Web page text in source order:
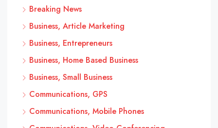
Breaking News
Business, Article Marketing
Business, Entrepreneurs
Business, Home Based Business
Business, Small Business
Communications, GPS
Communications, Mobile Phones